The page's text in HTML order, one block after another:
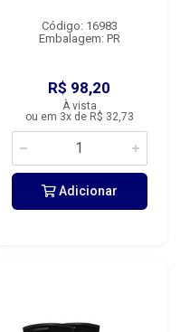
Código: 16983
Embalagem: PR
R$ 98,20
À vista
ou em 3x de R$ 32,73
Adicionar